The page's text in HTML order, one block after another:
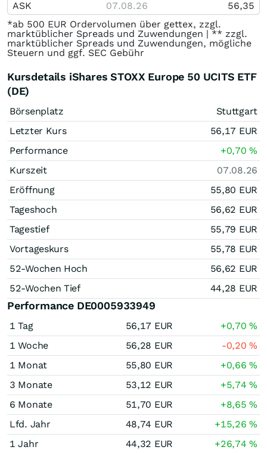
ASK
07.08.26
56,35
*ab 500 EUR Ordervolumen über gettex, zzgl.
marktüblicher Spreads und Zuwendungen | ** zzgl.
marktüblicher Spreads und Zuwendungen, mögliche
Steuern und ggf. SEC Gebühr
Kursdetails iShares STOXX Europe 50 UCITS ETF
(DE)
Börsenplatz
Stuttgart
Letzter Kurs
56,17 EUR
Performance
+0,70%
Kurszeit
07.08.26
Eröffnung
55,80 EUR
Tageshoch
56,62 EUR
Tagestief
55,79 EUR
Vortageskurs
55,78 EUR
52-Wochen Hoch
56,62 EUR
52-Wochen Tief
44,28 EUR
Performance DE0005933949
1 Tag 56,17 EUR +0,70%
1 Woche
56,28 EUR -0,20%
1 Monat
55,80 EUR +0,66%
3 Monate
53,12 EUR +5,74%
6 Monate
51,70 EUR +8,65%
Lfd. Jahr
48,74 EUR +15,26%
1 Jahr
44,32 EUR +26,74%